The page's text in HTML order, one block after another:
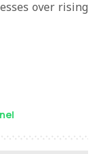
over rising